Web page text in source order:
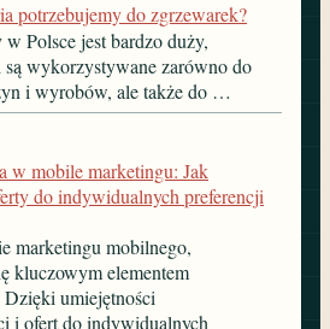
potrzebujemy do zgrzewarek?
Polsce jest bardzo duży,
wykorzystywane zarówno do
i wyrobów, ale także do …
w mobile marketingu: Jak
do indywidualnych preferencji
marketingu mobilnego,
kluczowym elementem
umiejętności
i ofert do indywidualnych